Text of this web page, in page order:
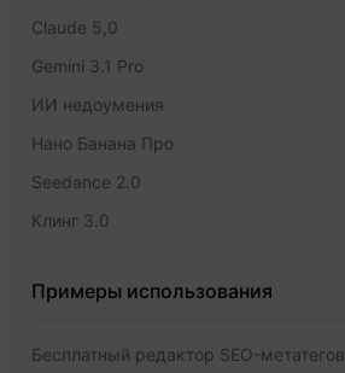
Claude 5,0
Gemini 3.1 Pro
ИИ недоумения
Нано Банана Про
Seedance 2.0
Клинг 3.0
Примеры использования
Бесплатный редактор SEO-метатегов